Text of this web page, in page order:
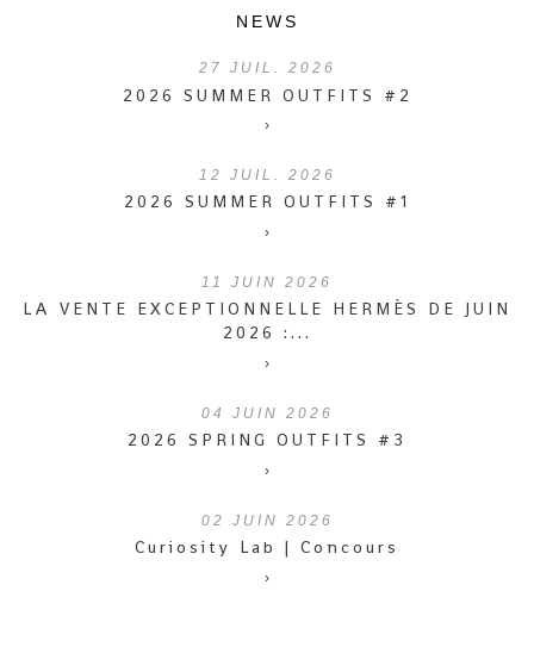
NEWS
27 JUIL. 2026
2026 SUMMER OUTFITS #2
›
12 JUIL. 2026
2026 SUMMER OUTFITS #1
›
11 JUIN 2026
LA VENTE EXCEPTIONNELLE HERMÈS DE JUIN
2026 :...
›
04 JUIN 2026
2026 SPRING OUTFITS #3
›
02 JUIN 2026
Curiosity Lab | Concours
›